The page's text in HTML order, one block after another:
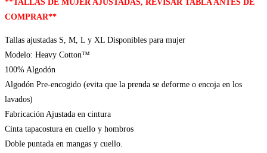
**TALLAS DE MUJER AJUSTADAS, REVISAR TABLA ANTES DE
COMPRAR**
Tallas ajustadas S, M, L y XL Disponibles para mujer
Modelo: Heavy Cotton™
100% Algodón
Algodón Pre-encogido (evita que la prenda se deforme o encoja en los
lavados)
Fabricación Ajustada en cintura
Cinta tapacostura en cuello y hombros
Doble puntada en mangas y cuello.